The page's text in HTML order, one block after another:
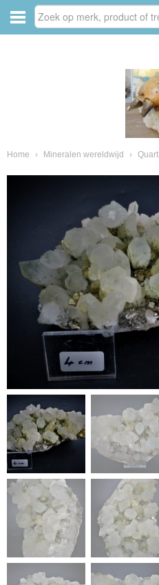
Home › Mineralen wereldwijd ›
van fossielen en mineralen